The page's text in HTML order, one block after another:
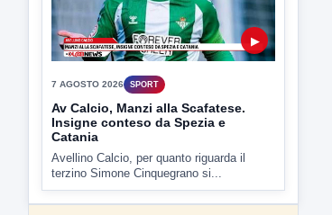
▶
7 AGOSTO 2026 SPORT
Av Calcio, Manzi alla Scafatese.
Insigne conteso da Spezia e
Catania
Avellino Calcio, per quanto riguarda il
terzino Simone Cinquegrano si...